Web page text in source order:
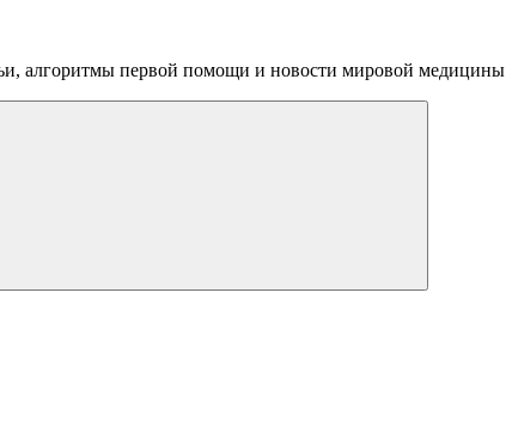
алгоритмы первой помощи и новости мировой медицины
Меню